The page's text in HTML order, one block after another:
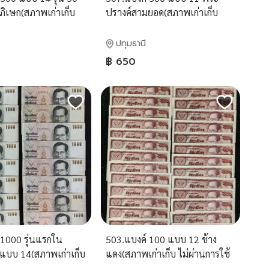
ษก(สภาพเก่าเก็บ
ปรางค์สามยอด(สภาพเก่าเก็บ
ปทุมธานี
฿ 650
รุ่นแรกใน
บบ 14(สภาพเก่าเก็บ
503.แบงค์ 100 แบบ 12 ช้าง
แดง(สภาพเก่าเก็บ ไม่ผ่านการใช้